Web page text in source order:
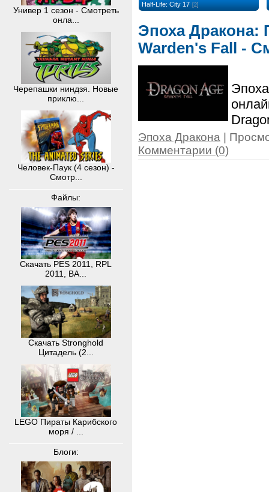
Универ 1 сезон - Смотреть
онла...
Черепашки ниндзя. Новые
приклю...
Человек-Паук (4 сезон) -
Смотр...
Файлы:
Скачать PES 2011, RPL
2011, BA...
Скачать Stronghold
Цитадель (2...
LEGO Пираты Карибского
моря / ...
Блоги:
Half-Life: City 17 [2]
Эпоха Дракона:
Warden's Fall -
Эпоха Дракона |
Комментарии (0)